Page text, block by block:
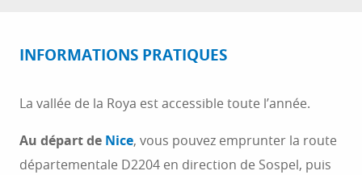
INFORMATIONS PRATIQUES
La vallée de la Roya est accessible toute l’année.
Au départ de Nice, vous pouvez emprunter la route
départementale D2204 en direction de Sospel, puis